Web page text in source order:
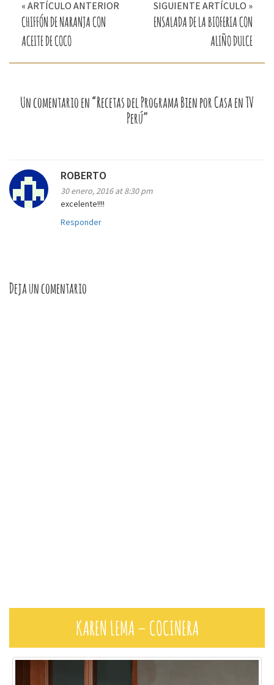
entradas
« ARTÍCULO ANTERIOR
CHIFFÓN DE NARANJA CON
ACEITE DE COCO
SIGUIENTE ARTÍCULO »
ENSALADA DE LA BIOFERIA CON
ALIÑO DULCE
Un comentario en “Recetas del Programa Bien por Casa en TV
Perú”
ROBERTO
30 enero, 2016 at 8:30 pm
excelente!!!!
Responder
Deja un comentario
KAREN LEMA – COCINERA